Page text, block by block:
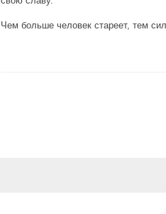
Чем больше человек стареет, тем